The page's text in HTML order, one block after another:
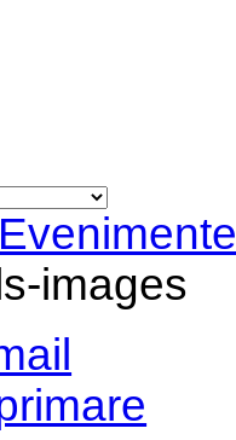
Evenimente